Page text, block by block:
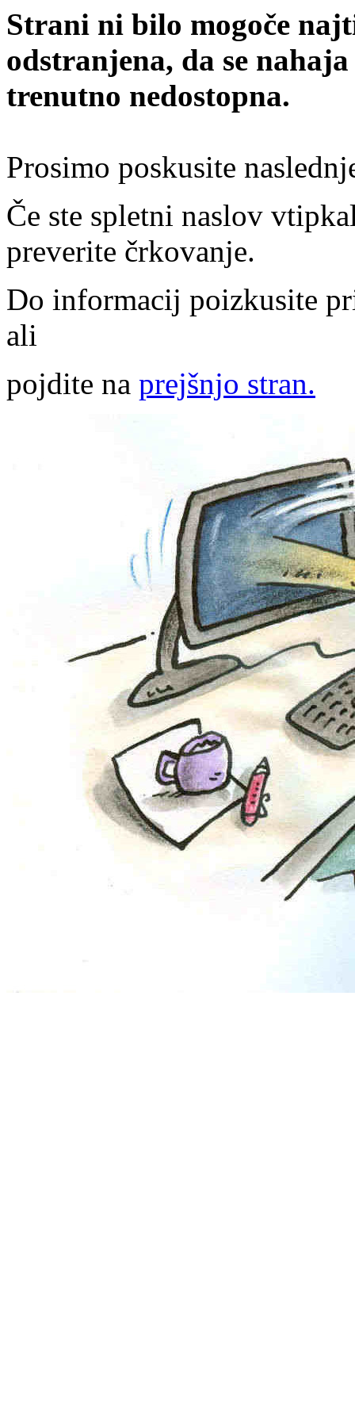
Strani ni bilo mogoče
odstranjena, da se
trenutno nedostopna.
Prosimo poskusite
Če ste spletni naslov
preverite črkovanje.
Do informacij poizkusite
ali
pojdite na prejšnjo stran.